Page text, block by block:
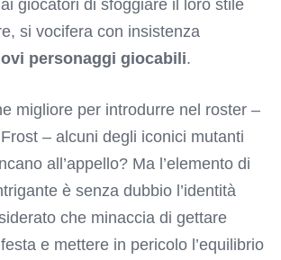
giocatori di sfoggiare il loro stile
si vocifera con insistenza
personaggi giocabili.
migliore per introdurre nel roster –
– alcuni degli iconici mutanti
all’appello? Ma l’elemento di
è senza dubbio l’identità
che minaccia di gettare
e mettere in pericolo l’equilibrio